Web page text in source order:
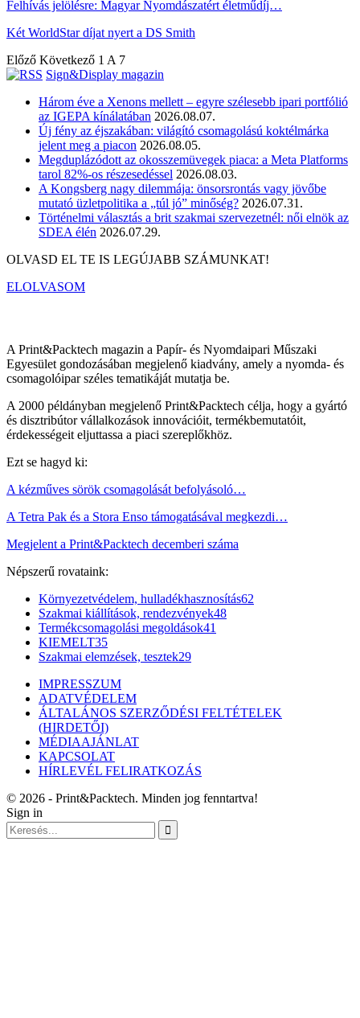
Felhívás jelölésre: Magyar Nyomdászatért életműdíj…
Két WorldStar díjat nyert a DS Smith
Előző Következő 1 A 7
Sign&Display magazin
Három éve a Xenons mellett – egyre szélesebb ipari portfólió
az IGEPA kínálatában 2026.08.07.
Új fény az éjszakában: világító csomagolású koktélmárka
jelent meg a piacon 2026.08.05.
Megduplázódott az okosszemüvegek piaca: a Meta Platforms
tarol 82%-os részesedéssel 2026.08.03.
A Kongsberg nagy dilemmája: önsorsrontás vagy jövőbe
mutató üzletpolitika a „túl jó” minőség? 2026.07.31.
Történelmi választás a brit szakmai szervezetnél: női elnök az
SDEA élén 2026.07.29.
OLVASD EL TE IS LEGÚJABB SZÁMUNKAT!
ELOLVASOM
A Print&Packtech magazin a Papír- és Nyomdaipari Műszaki
Egyesület gondozásában megjelenő kiadvány, amely a nyomda- és
csomagolóipar széles tematikáját mutatja be.
A 2000 példányban megjelenő Print&Packtech célja, hogy a gyártó
és disztribútor vállalkozások innovációit, termékbemutatóit,
érdekességeit eljuttassa a piaci szereplőkhöz.
Ezt se hagyd ki:
A kézműves sörök csomagolását befolyásoló…
A Tetra Pak és a Stora Enso támogatásával megkezdi…
Megjelent a Print&Packtech decemberi száma
Népszerű rovataink:
Környezetvédelem, hulladékhasznosítás62
Szakmai kiállítások, rendezvények48
Termékcsomagolási megoldások41
KIEMELT35
Szakmai elemzések, tesztek29
IMPRESSZUM
ADATVÉDELEM
ÁLTALÁNOS SZERZŐDÉSI FELTÉTELEK
(HIRDETŐI)
MÉDIAAJÁNLAT
KAPCSOLAT
HÍRLEVÉL FELIRATKOZÁS
© 2026 - Print&Packtech. Minden jog fenntartva!
Sign in